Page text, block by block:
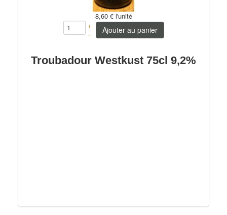
8,60 € l'unité
+
–
Ajouter au panier
Troubadour Westkust 75cl 9,2%